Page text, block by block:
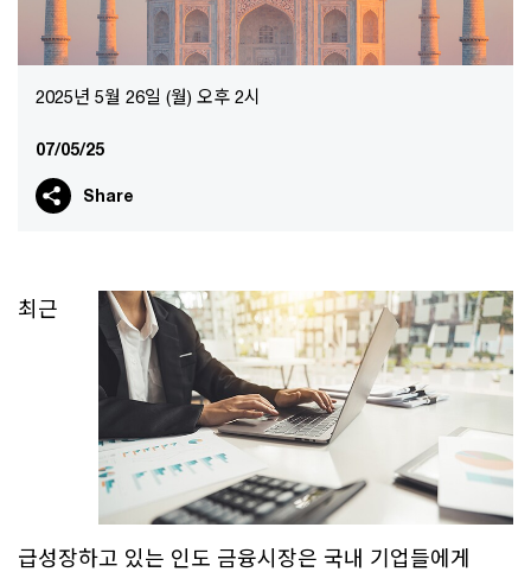
2025년 5월 26일 (월) 오후 2시
07/05/25
Share
최근
급성장하고 있는 인도 금융시장은 국내 기업들에게